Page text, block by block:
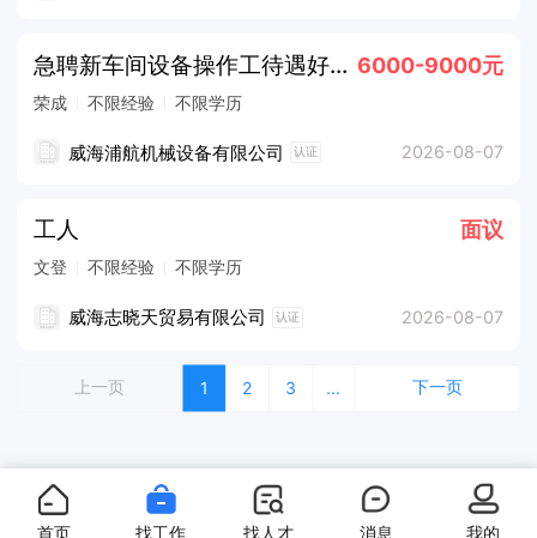
急聘新车间设备操作工待遇好五险一金提供食宿 6000-9000元
荣成 不限经验 不限学历
威海浦航机械设备有限公司 认证 2026-08-07
工人 面议
文登 不限经验 不限学历
威海志晓天贸易有限公司 认证 2026-08-07
上一页 1 2 3 ... 下一页
首页 找工作 找人才 消息 我的